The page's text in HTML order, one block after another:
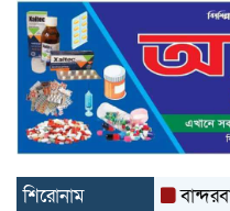
শিরোনাম বান্দরবানে